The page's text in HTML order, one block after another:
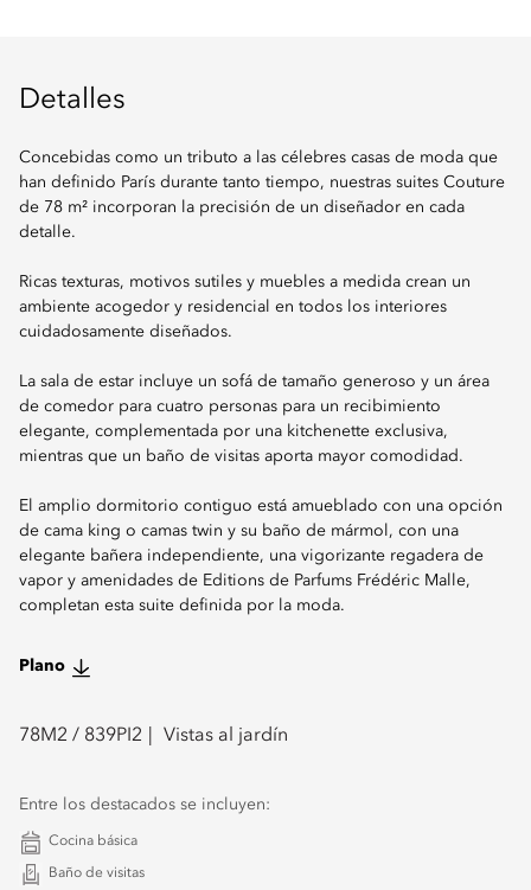
Detalles
Concebidas como un tributo a las célebres casas de moda que
han definido París durante tanto tiempo, nuestras suites Couture
de 78 m² incorporan la precisión de un diseñador en cada
detalle.
Ricas texturas, motivos sutiles y muebles a medida crean un
ambiente acogedor y residencial en todos los interiores
cuidadosamente diseñados.
La sala de estar incluye un sofá de tamaño generoso y un área
de comedor para cuatro personas para un recibimiento
elegante, complementada por una kitchenette exclusiva,
mientras que un baño de visitas aporta mayor comodidad.
El amplio dormitorio contiguo está amueblado con una opción
de cama king o camas twin y su baño de mármol, con una
elegante bañera independiente, una vigorizante regadera de
vapor y amenidades de Editions de Parfums Frédéric Malle,
completan esta suite definida por la moda.
Plano
78M2 / 839PI2 Vistas al jardín
Entre los destacados se incluyen:
Cocina básica
Baño de visitas